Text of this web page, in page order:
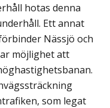
hotas denna
Ett annat
Nässjö och
möjlighet att
som legat